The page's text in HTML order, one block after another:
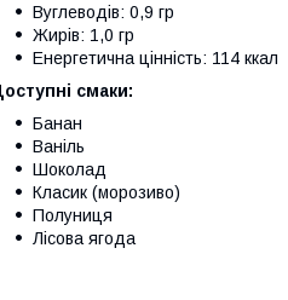
Вуглеводів: 0,9 гр
Жирів: 1,0 гр
Енергетична цінність: 114 ккал
смаки:
Банан
Ваніль
Шоколад
Класик (морозиво)
Полуниця
Лісова ягода